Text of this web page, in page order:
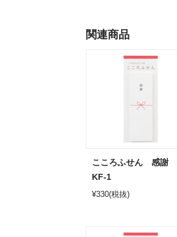
関連商品
こころふせん 感謝
KF-1
¥330(税抜)